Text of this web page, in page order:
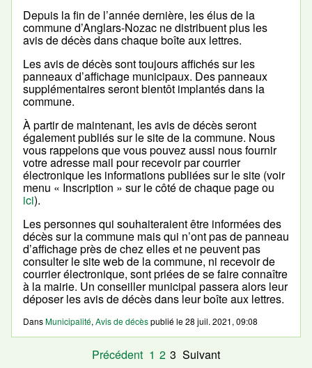
Depuis la fin de l’année dernière, les élus de la
commune d’Anglars-Nozac ne distribuent plus les
avis de décès dans chaque boîte aux lettres.
Les avis de décès sont toujours affichés sur les
panneaux d’affichage municipaux. Des panneaux
supplémentaires seront bientôt implantés dans la
commune.
À partir de maintenant, les avis de décès seront
également publiés sur le site de la commune. Nous
vous rappelons que vous pouvez aussi nous fournir
votre adresse mail pour recevoir par courrier
électronique les informations publiées sur le site (voir
menu « Inscription » sur le côté de chaque page ou
ici).
Les personnes qui souhaiteraient être informées des
décès sur la commune mais qui n’ont pas de panneau
d’affichage près de chez elles et ne peuvent pas
consulter le site web de la commune, ni recevoir de
courrier électronique, sont priées de se faire connaître
à la mairie. Un conseiller municipal passera alors leur
déposer les avis de décès dans leur boîte aux lettres.
DansMunicipalité, Avis de décèspublié le28 juil. 2021, 09:08
Précédent 1 2 3 Suivant